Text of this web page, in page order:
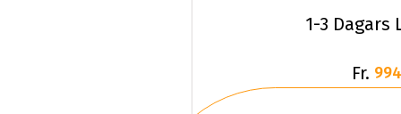
1-3 Dagars
Fr.